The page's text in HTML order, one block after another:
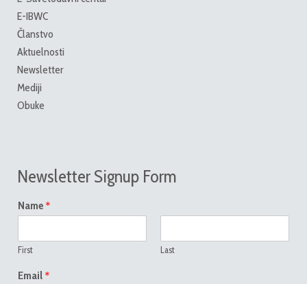
E-IBWC
Članstvo
Aktuelnosti
Newsletter
Mediji
Obuke
Newsletter Signup Form
Name *
First Last
Email *